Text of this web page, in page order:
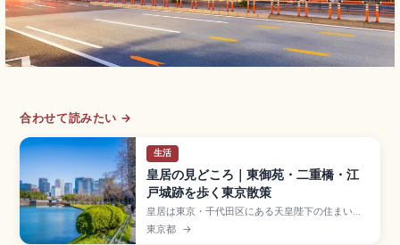
合わせて読みたい →
生活
皇居の見どころ｜東御苑・二重橋・江
戸城跡を歩く東京散策
皇居は東京・千代田区にある天皇陛下の住まい
で、旧江戸城跡を活用した約21ヘクタールの皇居
東御苑(入園無料)が見どころです。江戸城の天守台
東京都 →